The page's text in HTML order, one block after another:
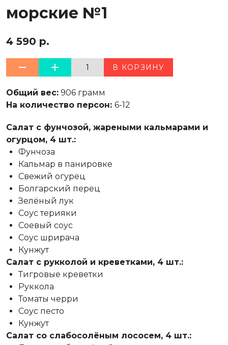
морские №1
4 590 р.
1 В КОРЗИНУ
Общий вес: 906 грамм
На количество персон: 6-12
Салат с фунчозой, жареными кальмарами и
огурцом, 4 шт.:
Фунчоза
Кальмар в панировке
Свежий огурец
Болгарский перец
Зелёный лук
Соус терияки
Соевый соус
Соус шрирача
Кунжут
Салат с рукколой и креветками, 4 шт.:
Тигровые креветки
Руккола
Томаты черри
Соус песто
Кунжут
Салат со слабосолёным лососем, 4 шт.: